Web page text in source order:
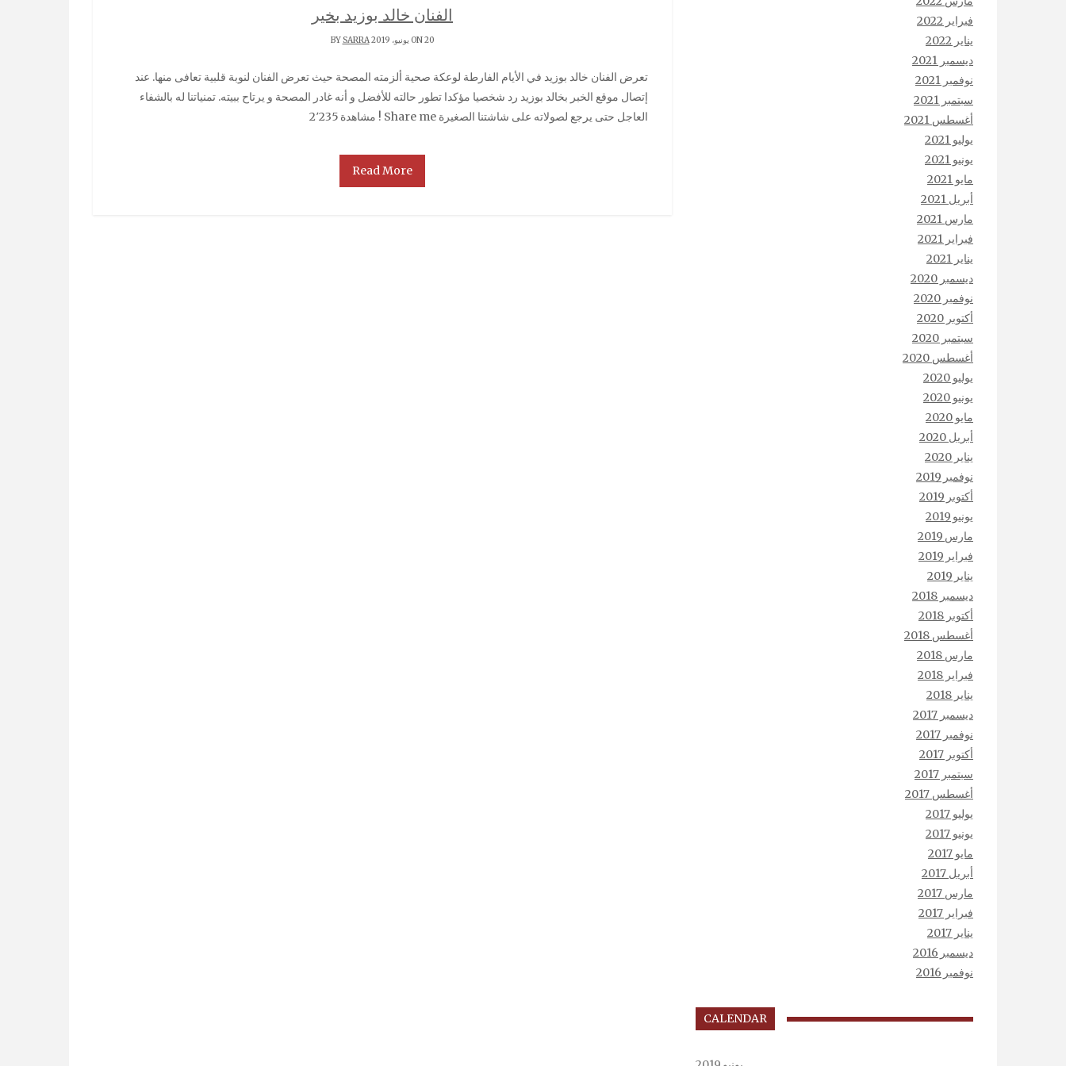
الفنان خالد بوزيد بخير
ON 20 يونيو، 2019 BY SARRA
تعرض الفنان خالد بوزيد في الأيام الفارطة لوعكة صحية ألزمته المصحة حيث تعرض الفنان لنوبة قلبية تعافى منها. عند
إتصال موقع الخبر بخالد بوزيد رد شخصيا مؤكدا تطور حالته للأفضل و أنه غادر المصحة و يرتاح ببيته. تمنياتنا له بالشفاء
العاجل حتى يرجع لصولاته على شاشتنا الصغيرة Share me ! مشاهدة 2٬235
Read More
فبراير 2022
يناير 2022
ديسمبر 2021
نوفمبر 2021
سبتمبر 2021
أغسطس 2021
يوليو 2021
يونيو 2021
مايو 2021
أبريل 2021
مارس 2021
فبراير 2021
يناير 2021
ديسمبر 2020
نوفمبر 2020
أكتوبر 2020
سبتمبر 2020
أغسطس 2020
يوليو 2020
يونيو 2020
مايو 2020
أبريل 2020
يناير 2020
نوفمبر 2019
أكتوبر 2019
يونيو 2019
مارس 2019
فبراير 2019
يناير 2019
ديسمبر 2018
أكتوبر 2018
أغسطس 2018
مارس 2018
فبراير 2018
يناير 2018
ديسمبر 2017
نوفمبر 2017
أكتوبر 2017
سبتمبر 2017
أغسطس 2017
يوليو 2017
يونيو 2017
مايو 2017
أبريل 2017
مارس 2017
فبراير 2017
يناير 2017
ديسمبر 2016
نوفمبر 2016
CALENDAR